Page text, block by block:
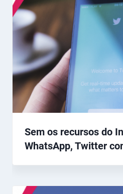
Sem os recursos do
WhatsApp, Twitter